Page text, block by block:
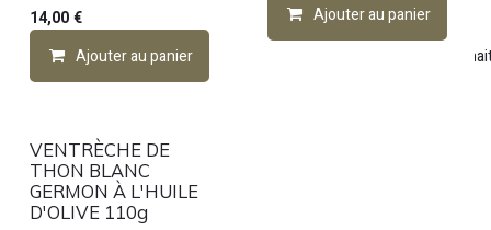
14,00€
Ajouter au panier
Ajouter à la liste de
Ajouter au panier
VENTRÈCHE DE
THON BLANC
GERMON À L'HUILE
D'OLIVE 110g